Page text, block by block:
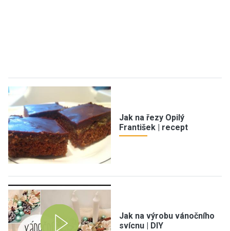
Jak na řezy Opilý
František | recept
Jak na výrobu vánočního
svícnu | DIY